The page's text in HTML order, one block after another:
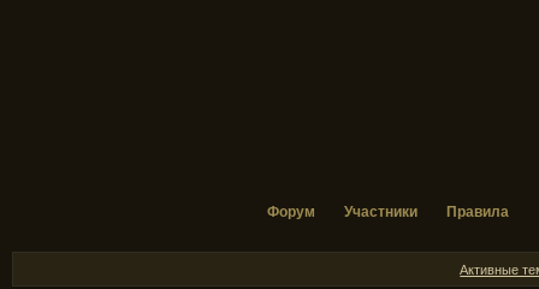
Форум Участники Правила
Активные